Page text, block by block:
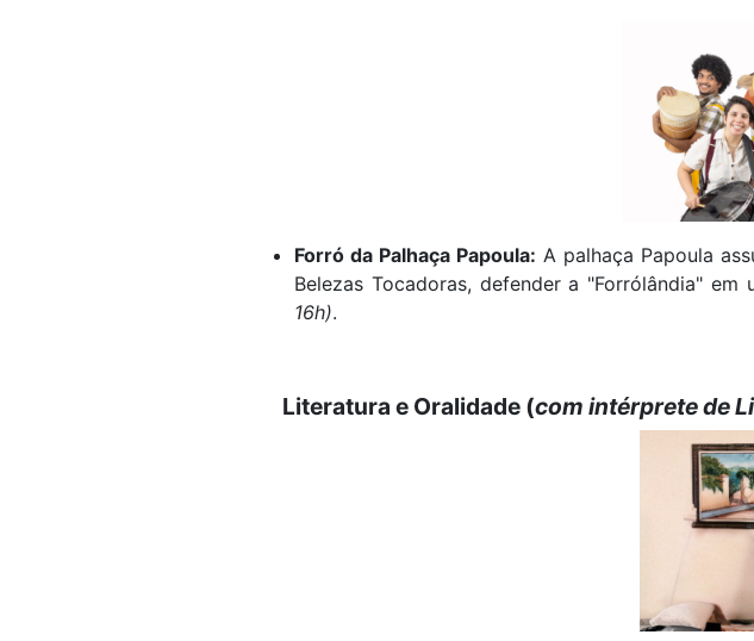
Forró da Palhaça Papoula: A palhaça Papoula
Belezas Tocadoras, defender a "Forrólândia"
16h).
Literatura e Oralidade (com intérprete de